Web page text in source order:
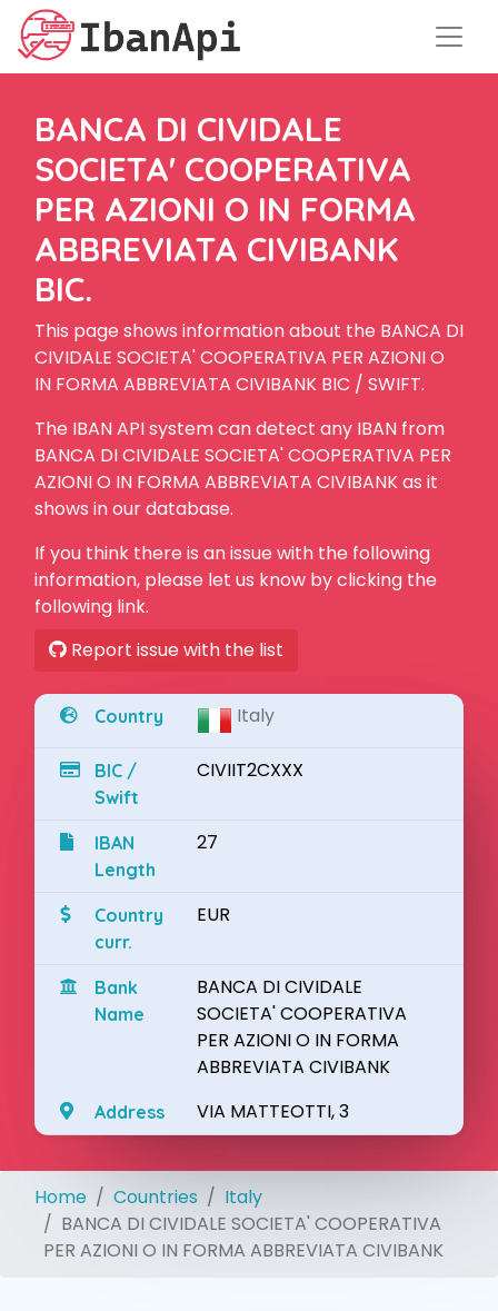
BANCA DI CIVIDALE
SOCIETA' COOPERATIVA
PER AZIONI O IN FORMA
ABBREVIATA CIVIBANK
BIC.
This page shows information about the BANCA DI
CIVIDALE SOCIETA' COOPERATIVA PER AZIONI O
IN FORMA ABBREVIATA CIVIBANK BIC / SWIFT.
The IBAN API system can detect any IBAN from
BANCA DI CIVIDALE SOCIETA' COOPERATIVA PER
AZIONI O IN FORMA ABBREVIATA CIVIBANK as it
shows in our database.
If you think there is an issue with the following
information, please let us know by clicking the
following link.
Report issue with the list
Country Italy
BIC /
Swift
CIVIIT2CXXX
IBAN
Length
27
Country
curr.
EUR
Bank
Name
BANCA DI CIVIDALE
SOCIETA' COOPERATIVA
PER AZIONI O IN FORMA
ABBREVIATA CIVIBANK
Address VIA MATTEOTTI, 3
Home Countries
Italy
BANCA DI CIVIDALE SOCIETA' COOPERATIVA
PER AZIONI O IN FORMA ABBREVIATA CIVIBANK